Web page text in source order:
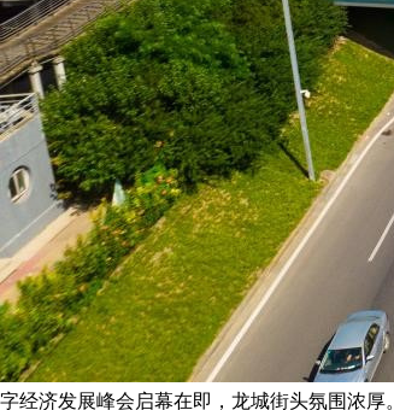
字经济发展峰会启幕在即，龙城街头氛围浓厚